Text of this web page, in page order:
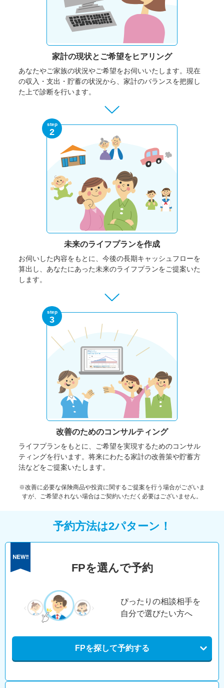
家計の現状と ご希望をヒアリング
あなたやご家族の状況やご希望をお伺いいたします。 現在
の収入・支出・貯蓄の状況から、家計のバランスを把握し
た上で診断を行います。
step
2
未来のライフプランを作成
お伺いした内容をもとに、今後の長期キャッシュフローを
算出し、あなたにあった未来のライフプランをご提案いた
します。
step
3
改善のためのコンサルティング
ライフプランをもとに、ご希望を実現するためのコンサル
ティングを行います。将来にわたる家計の改善策や貯蓄方
法などをご提案いたします。
※改善に必要な保険商品や投資に関するご提案を行う場合がございま
すが、ご希望されない場合はご契約いただく必要はございません。
予約方法は2パターン！
FPを選んで予約
ぴったりの相談相手を
自分で選びたい方へ
FPを探して予約する